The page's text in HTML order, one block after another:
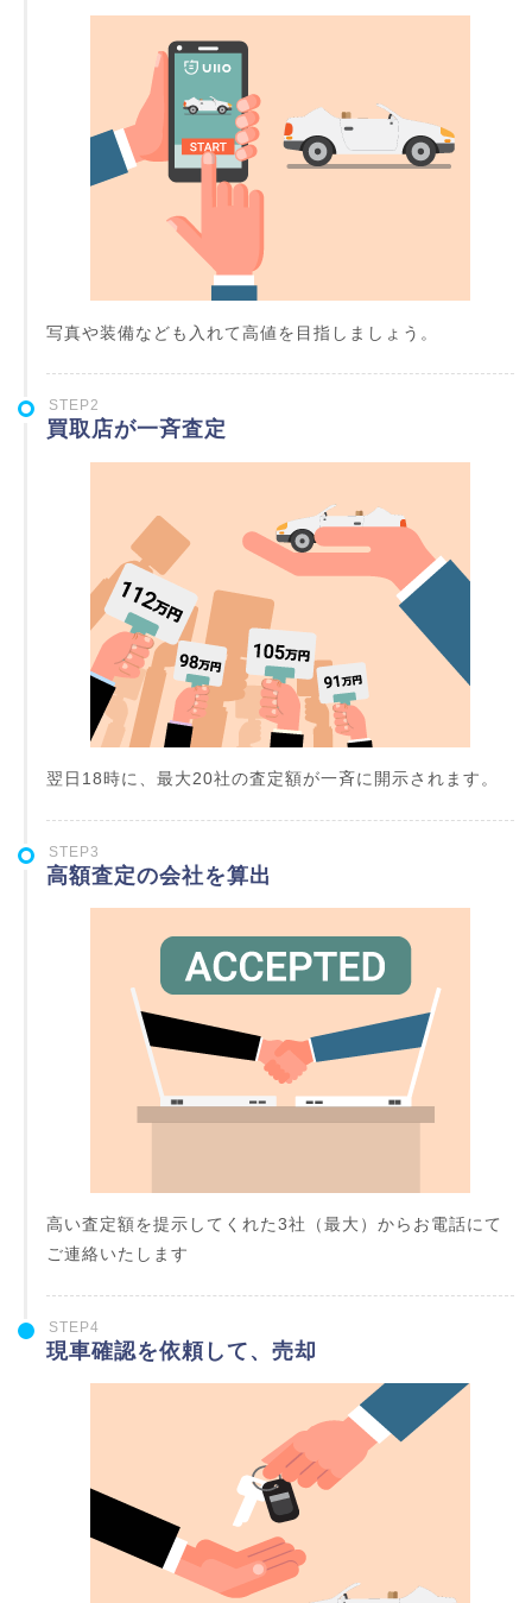
写真や装備なども入れて高値を目指しましょう。
STEP2
買取店が一斉査定
翌日18時に、最大20社の査定額が一斉に開示されます。
STEP3
高額査定の会社を算出
高い査定額を提示してくれた3社（最大）からお電話にて
ご連絡いたします
STEP4
現車確認を依頼して、売却